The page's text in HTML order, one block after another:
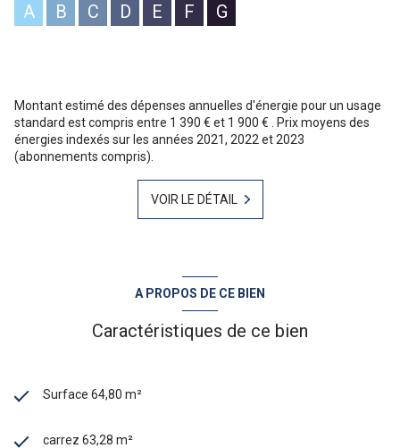
A B C D E F G
Montant estimé des dépenses annuelles d'énergie pour un usage
standard est compris entre 1 390 € et 1 900 € . Prix moyens des
énergies indexés sur les années 2021, 2022 et 2023
(abonnements compris).
VOIR LE DÉTAIL
A PROPOS DE CE BIEN
Caractéristiques de ce bien
Surface 64,80 m²
carrez 63,28 m²